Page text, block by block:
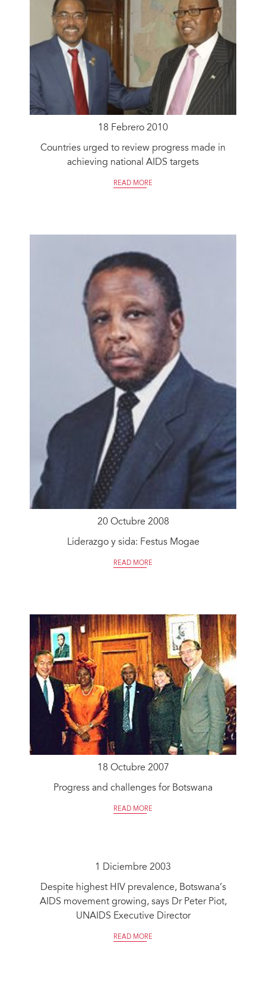
18 Febrero 2010
Countries urged to review progress made in
achieving national AIDS targets
READ MORE
20 Octubre 2008
Liderazgo y sida: Festus Mogae
READ MORE
18 Octubre 2007
Progress and challenges for Botswana
READ MORE
1 Diciembre 2003
Despite highest HIV prevalence, Botswana’s
AIDS movement growing, says Dr Peter Piot,
UNAIDS Executive Director
READ MORE